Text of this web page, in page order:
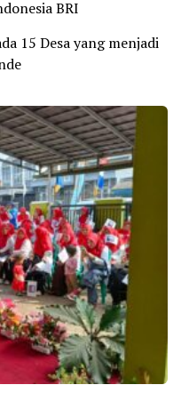
BRI
15 Desa yang menjadi